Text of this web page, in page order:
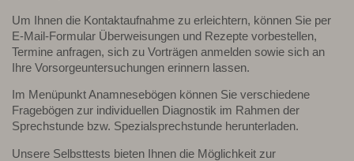
Um Ihnen die Kontaktaufnahme zu erleichtern, können Sie per
E-Mail-Formular Überweisungen und Rezepte vorbestellen,
Termine anfragen, sich zu Vorträgen anmelden sowie sich an
Ihre Vorsorgeuntersuchungen erinnern lassen.
Im Menüpunkt Anamnesebögen können Sie verschiedene
Fragebögen zur individuellen Diagnostik im Rahmen der
Sprechstunde bzw. Spezialsprechstunde herunterladen.
Unsere Selbsttests bieten Ihnen die Möglichkeit zur